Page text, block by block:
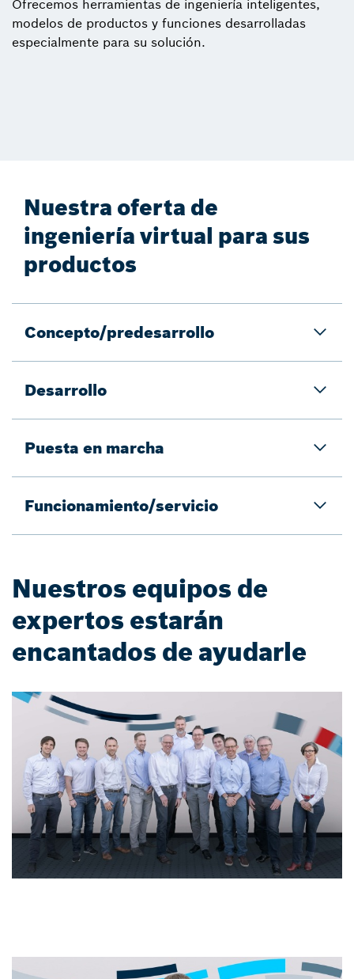
Ofrecemos herramientas de ingeniería inteligentes,
modelos de productos y funciones desarrolladas
especialmente para su solución.
Nuestra oferta de
ingeniería virtual para sus
productos
Concepto/predesarrollo
Desarrollo
Puesta en marcha
Funcionamiento/servicio
Nuestros equipos de
expertos estarán
encantados de ayudarle